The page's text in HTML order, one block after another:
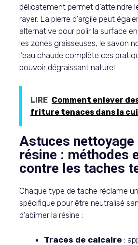
délicatement permet d’atteindre
rayer. La pierre d’argile peut
alternative pour polir la surface
les zones graisseuses, le savon
l’eau chaude complète ces
pouvoir dégraissant naturel.
LIRE Comment enlever
friture tenaces dans la
Astuces nettoyage
résine : méthodes
contre les taches
Chaque type de tache réclame
spécifique pour être neutralisé
d’abîmer la résine :
Traces de calcaire :